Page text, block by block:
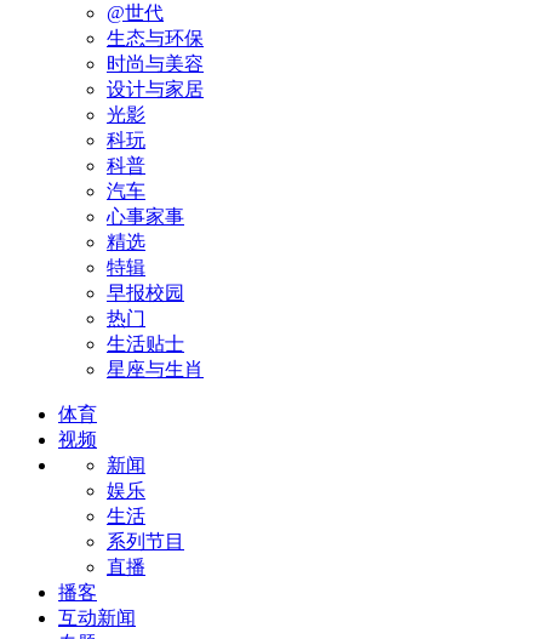
@世代
生态与环保
时尚与美容
设计与家居
光影
科玩
科普
汽车
心事家事
精选
特辑
早报校园
热门
生活贴士
星座与生肖
体育
视频
新闻
娱乐
生活
系列节目
直播
播客
互动新闻